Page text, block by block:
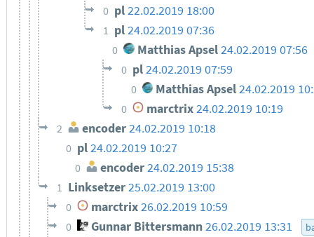
0 pl22.02.2019 18:00
1 pl24.02.2019 07:36
0 Matthias Apsel24.02.2019 07:56
0 pl24.02.2019 07:59
0 Matthias Apsel24.02.2019
0 marctrix24.02.2019 10:19
2 encoder24.02.2019 10:18
0 pl24.02.2019 10:27
0 encoder24.02.2019 15:38
1 Linksetzer25.02.2019 13:00
0 marctrix26.02.2019 10:59
0 Gunnar Bittersmann26.02.2019 13:31